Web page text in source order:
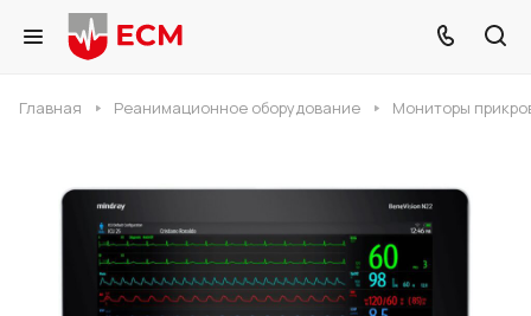
Главная Реанимационное оборудование Мониторы